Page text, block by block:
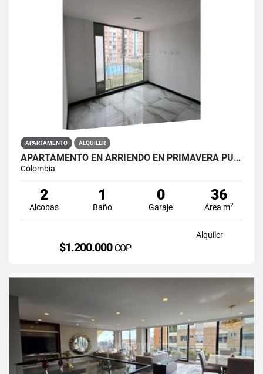
APARTAMENTO ALQUILER
APARTAMENTO EN ARRIENDO EN PRIMAVERA PUENTE ARANDA PRIMAVERA 6-39 ET 2
Colombia
2
Alcobas
1
Baño
0
Garaje
36
Área m2
Alquiler
$1.200.000 COP